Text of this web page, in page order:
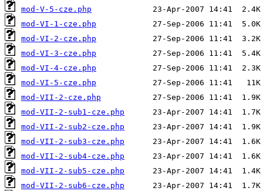
mod-V-5-cze.php
mod-VI-1-cze.php
mod-VI-2-cze.php
mod-VI-3-cze.php
mod-VI-4-cze.php
mod-VI-5-cze.php
mod-VII-2-cze.php
mod-VII-2-sub1-cze.php
mod-VII-2-sub2-cze.php
mod-VII-2-sub3-cze.php
mod-VII-2-sub4-cze.php
mod-VII-2-sub5-cze.php
mod-VII-2-sub6-cze.php